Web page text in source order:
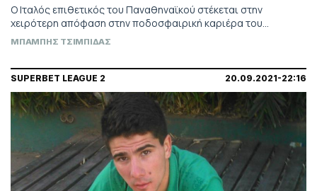
Ο Ιταλός επιθετικός του Παναθηναϊκού στέκεται στην
χειρότερη απόφαση στην ποδοσφαιρική καριέρα του…
ΜΠΑΜΠΗΣ ΤΣΙΜΠΙΔΑΣ
SUPERBET LEAGUE 2 20.09.2021-22:16